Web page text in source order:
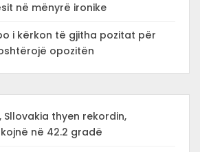
në mënyrë ironike
i kërkon të gjitha pozitat për
opozitën
thyen rekordin,
në 42.2 gradë